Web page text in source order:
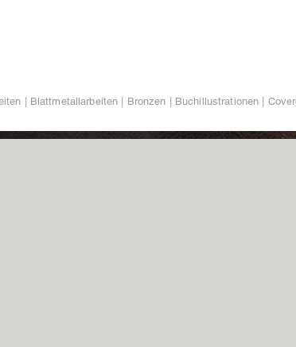
| Blattmetallarbeiten | Bronzen | Buchillustrationen |